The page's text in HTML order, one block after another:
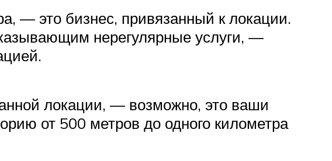
— это бизнес, привязанный к локации.
нерегулярные услуги, —
локации, — возможно, это ваши
от 500 метров до одного километра